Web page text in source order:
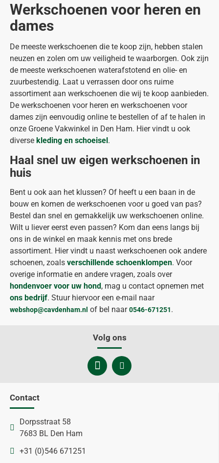
Werkschoenen voor heren en
dames
De meeste werkschoenen die te koop zijn, hebben stalen
neuzen en zolen om uw veiligheid te waarborgen. Ook zijn
de meeste werkschoenen waterafstotend en olie- en
zuurbestendig. Laat u verrassen door ons ruime
assortiment aan werkschoenen die wij te koop aanbieden.
De werkschoenen voor heren en werkschoenen voor
dames zijn eenvoudig online te bestellen of af te halen in
onze Groene Vakwinkel in Den Ham. Hier vindt u ook
diverse kleding en schoeisel.
Haal snel uw eigen werkschoenen in
huis
Bent u ook aan het klussen? Of heeft u een baan in de
bouw en komen de werkschoenen voor u goed van pas?
Bestel dan snel en gemakkelijk uw werkschoenen online.
Wilt u liever eerst even passen? Kom dan eens langs bij
ons in de winkel en maak kennis met ons brede
assortiment. Hier vindt u naast werkschoenen ook andere
schoenen, zoals verschillende schoenklompen. Voor
overige informatie en andere vragen, zoals over
hondenvoer voor uw hond, mag u contact opnemen met
ons bedrijf. Stuur hiervoor een e-mail naar
webshop@cavdenham.nl of bel naar0546-671251.
Volg ons
Contact
Dorpsstraat 58
7683 BL Den Ham
+31 (0)546 671251